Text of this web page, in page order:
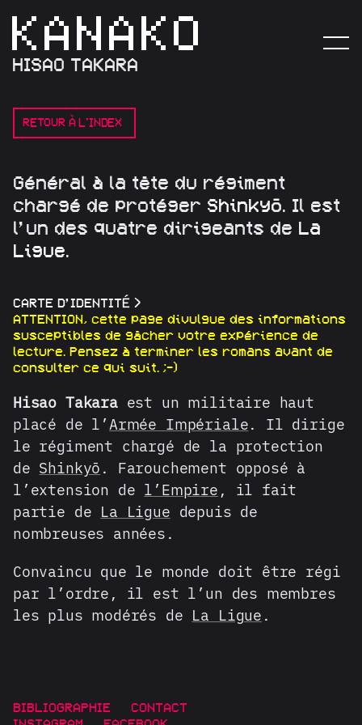
HISAO TAKARA
RETOUR À L'INDEX
Général à la tête du régiment
chargé de protéger Shinkyō Il est
l’ un des quatre dirigeants de L a
L igue
CARTE D’IDENTITÉ >
ATTENTION, cette page divulgue des informations
susceptibles de gâcher votre expérience de
lecture. Pensez à terminer les romans avant de
consulter ce qui suit. ;-)
Hisao Takaraest un militaire haut
placé de l’Armée Impériale. Il dirige
le régiment chargé de la protection
de Shinkyō . Farouchement opposé à
l’extension de l’Empire , il fait
partie de La Ligue depuis de
nombreuses années.
Convaincu que le monde doit être régi
par l’ordre, il est l’un des membres
les plus modérés de La Ligue .
BIBLIOGRAPHIE
CONTACT